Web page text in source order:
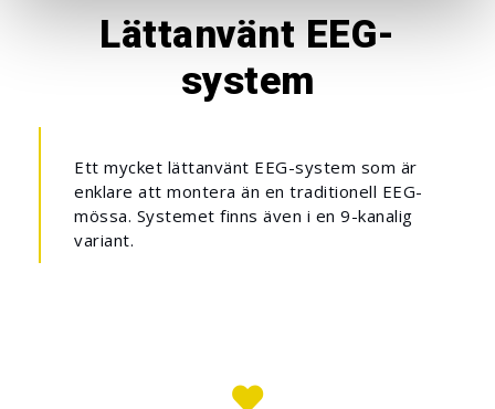
Lättanvänt EEG-
system
Ett mycket lättanvänt EEG-system som är
enklare att montera än en traditionell EEG-
mössa. Systemet finns även i en 9-kanalig
variant.